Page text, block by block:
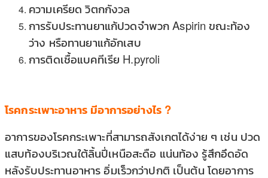
ความเครียด วิตกกังวล
การรับประทานยาแก้ปวดจำพวก Aspirin ขณะท้อง
ว่าง หรือทานยาแก้อักเสบ
การติดเชื้อแบคทีเรีย H.pyroli
โรคกระเพาะอาหาร มีอาการอย่างไร ?
อาการของโรคกระเพาะที่สามารถสังเกตได้ง่าย ๆ เช่น ปวด
แสบท้องบริเวณใต้ลิ้นปี่เหนือสะดือ แน่นท้อง รู้สึกอึดอัด
หลังรับประทานอาหาร อิ่มเร็วกว่าปกติ เป็นต้น โดยอาการ